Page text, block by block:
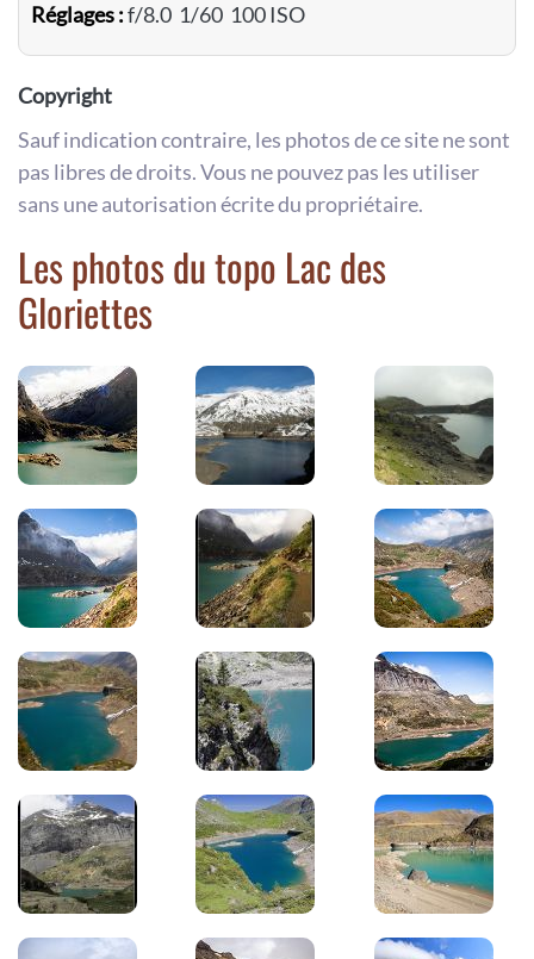
Réglages :f/8.0 1/60 100 ISO
Copyright
Sauf indication contraire, les photos de ce site ne sont
pas libres de droits. Vous ne pouvez pas les utiliser
sans une autorisation écrite du propriétaire.
Les photos du topo Lac des
Gloriettes